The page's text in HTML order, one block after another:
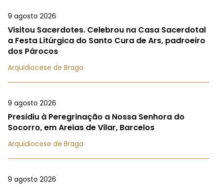
9 agosto 2026
Visitou Sacerdotes. Celebrou na Casa Sacerdotal
a Festa Litúrgica do Santo Cura de Ars, padroeiro
dos Párocos
Arquidiocese de Braga
9 agosto 2026
Presidiu à Peregrinação a Nossa Senhora do
Socorro, em Areias de Vilar, Barcelos
Arquidiocese de Braga
9 agosto 2026